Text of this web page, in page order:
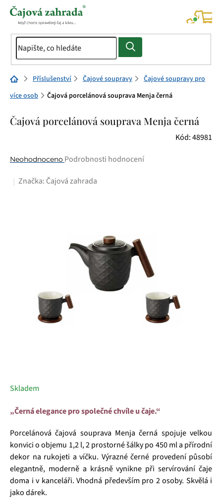
Přejít
Domů Příslušenství Čajové soupravy
Čajové soupravy pro
více osob
Čajová porcelánová souprava Menja černá
Čajová porcelánová souprava Menja černá
Kód:48981
Průměrné
produktu
Neohodnoceno Podrobnosti hodnocení
Značka: Čajová zahrada
Skladem
„Černá elegance pro společné chvíle u čaje.“
Porcelánová čajová souprava Menja černá spojuje velkou
konvici o objemu 1,2 l, 2 prostorné šálky po 450 ml a přírodní
dekor na rukojeti a víčku. Výrazné černé provedení působí
elegantně, moderně a krásně vynikne při servírování čaje
doma i v kanceláři. Vhodná především pro 2 osoby. Skvělá i
jako dárek.